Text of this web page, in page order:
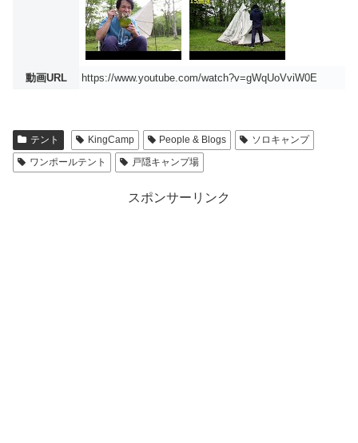
動画URL https://www.youtube.com/watch?v=gWqUoVviW0E
テント KingCamp People & Blogs
ソロキャンプ
ワンポールテント
戸隠キャンプ場
スポンサーリンク